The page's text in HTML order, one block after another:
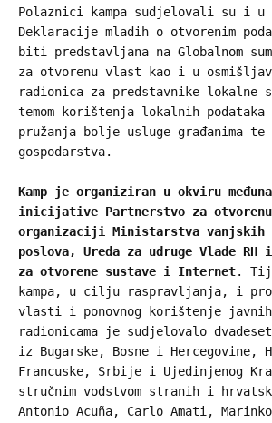
Polaznici kampa sudjelovali su i u
Deklaracije mladih o otvorenim
biti predstavljana na Globalnom
za otvorenu vlast kao i u
radionica za predstavnike lokalne
temom korištenja lokalnih podataka
pružanja bolje usluge građanima
gospodarstva.
Kamp je organiziran u okviru
inicijative Partnerstvo za
organizaciji Ministarstva vanjskih
poslova, Ureda za udruge Vlade RH
za otvorene sustave i Internet.
kampa, u cilju raspravljanja, i
vlasti i ponovnog korištenje javnih
radionicama je sudjelovalo
iz Bugarske, Bosne i Hercegovine,
Francuske, Srbije i Ujedinjenog
stručnim vodstvom stranih i
Antonio Acuña, Carlo Amati,